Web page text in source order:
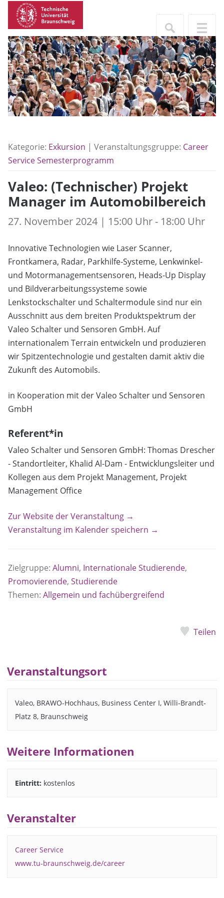
Kategorie: Exkursion | Veranstaltungsgruppe: Career
Service Semesterprogramm
Valeo: (Technischer) Projekt
Manager im Automobilbereich
27. November 2024 | 15:00 Uhr - 18:00 Uhr
Innovative Technologien wie Laser Scanner,
Frontkamera, Radar, Parkhilfe-Systeme, Lenkwinkel-
und Motormanagementsensoren, Heads-Up Display
und Bildverarbeitungssysteme sowie
Lenkstockschalter und Schaltermodule sind nur ein
Ausschnitt aus dem breiten Produktspektrum der
Valeo Schalter und Sensoren GmbH. Auf
internationalem Terrain entwickeln und produzieren
wir Spitzentechnologie und gestalten damit aktiv die
Zukunft des Automobils.
in Kooperation mit der Valeo Schalter und Sensoren
GmbH
Referent*in
Valeo Schalter und Sensoren GmbH: Thomas Drescher
- Standortleiter, Khalid Al-Dam - Entwicklungsleiter und
Kollegen aus dem Projekt Management, Projekt
Management Office
Zur Website der Veranstaltung →
Veranstaltung im Kalender speichern →
Zielgruppe: Alumni, Internationale Studierende,
Promovierende, Studierende
Themen: Allgemein und fachübergreifend
Teilen
Veranstaltungsort
Valeo, BRAWO-Hochhaus, Business Center I, Willi-Brandt-
Platz 8, Braunschweig
Weitere Informationen
Eintritt: kostenlos
Veranstalter
Career Service
www.tu-braunschweig.de/career